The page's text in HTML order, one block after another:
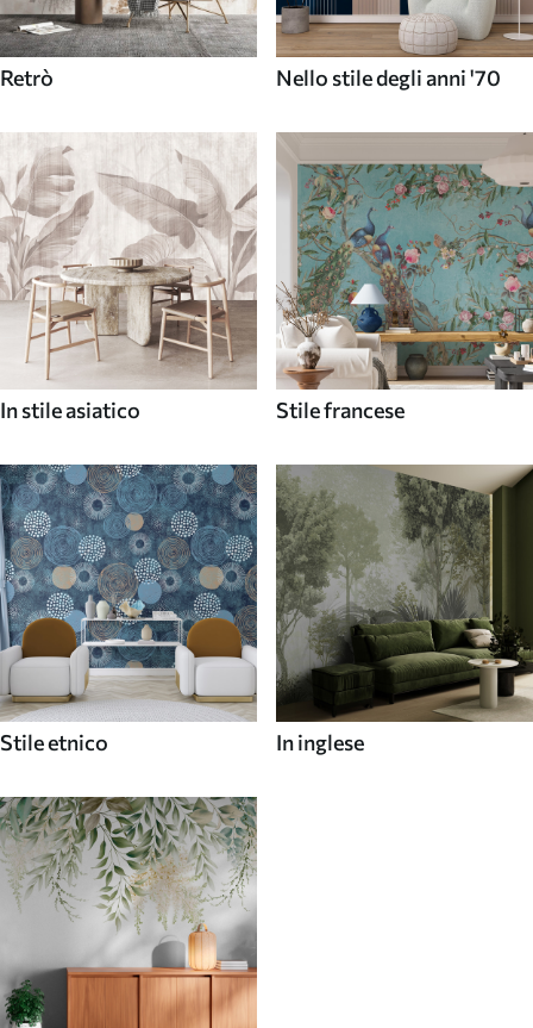
Retrò Nello stile degli anni '70
In stile asiatico Stile francese
Stile etnico In inglese